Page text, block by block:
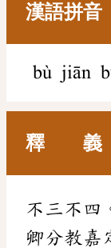
漢語拼音
bù jiān
釋 義
不三不四
卿分教嘉